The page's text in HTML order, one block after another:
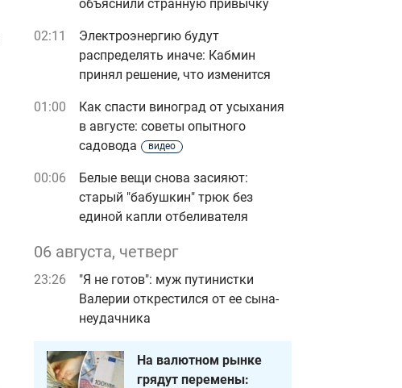
объяснили странную привычку
02:11
Электроэнергию будут
распределять иначе: Кабмин
принял решение, что изменится
01:00
Как спасти виноград от усыхания
в августе: советы опытного
садовода
видео
00:06
Белые вещи снова засияют:
старый "бабушкин" трюк без
единой капли отбеливателя
06 августа, четверг
23:26
"Я не готов": муж путинистки
Валерии открестился от ее сына-
неудачника
На валютном рынке
грядут перемены: